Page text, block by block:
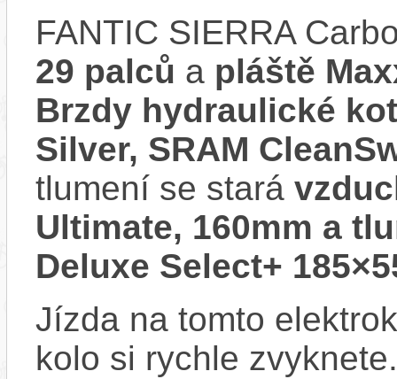
FANTIC SIERRA
29 palců a pláště
Brzdy hydraulické
Silver, SRAM
tlumení se stará
Ultimate, 160mm a
Deluxe Select+
Jízda na tomto
kolo si rychle zvyknete.